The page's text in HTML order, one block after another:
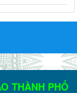
cường công tác
tác đảm bảo
THÀNH PHỐ